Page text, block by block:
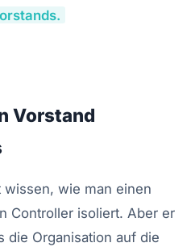
Vorstand
wissen, wie man einen
Controller isoliert. Aber er
die Organisation auf die